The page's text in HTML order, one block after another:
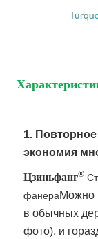
1.
экономия
Цзиньфанг®
фанераМожно
в обычных
фото), и